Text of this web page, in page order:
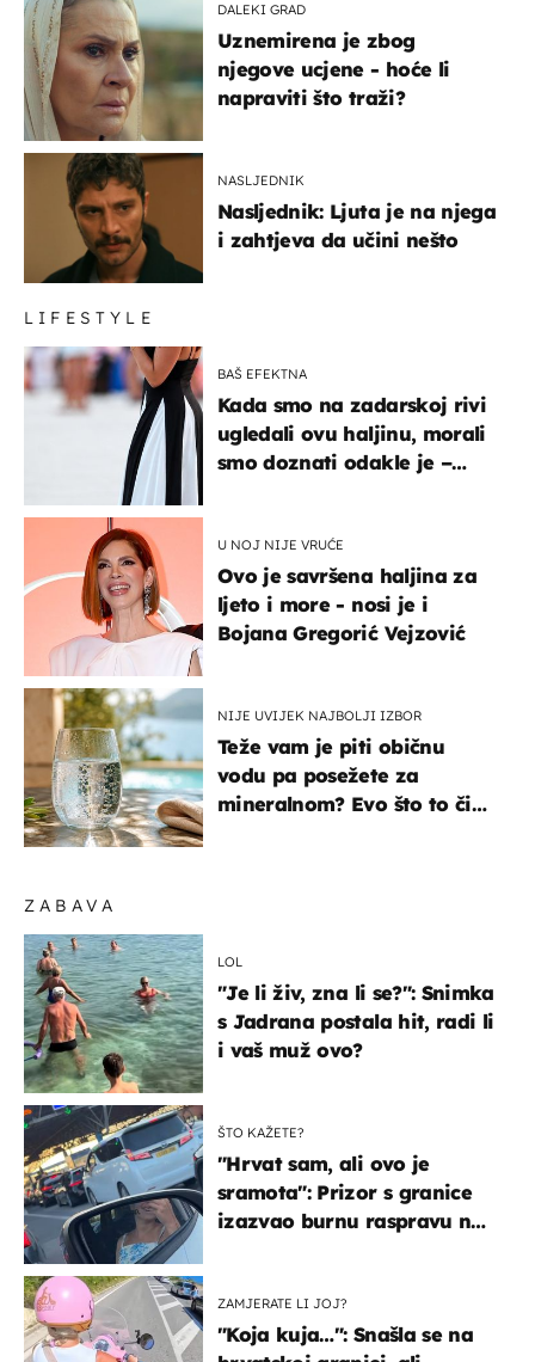
ZABAVA
LOL
"Je li živ, zna li se?": Snimka
s Jadrana postala hit, radi li
i vaš muž ovo?
ŠTO KAŽETE?
"Hrvat sam, ali ovo je
sramota": Prizor s granice
izazvao burnu raspravu na
ZAMJERATE LI JOJ?
"Koja kuja…": Snašla se na
DALEKI GRAD
Uznemirena je zbog
njegove ucjene - hoće li
napraviti što traži?
NASLJEDNIK
Nasljednik: Ljuta je na njega
i zahtjeva da učini nešto
LIFESTYLE
BAŠ EFEKTNA
Kada smo na zadarskoj rivi
ugledali ovu haljinu, morali
smo doznati odakle je –
U NOJ NIJE VRUĆE
Ovo je savršena haljina za
ljeto i more - nosi je i
Bojana Gregorić Vejzović
NIJE UVIJEK NAJBOLJI IZBOR
Teže vam je piti običnu
vodu pa posežete za
mineralnom? Evo što to čini